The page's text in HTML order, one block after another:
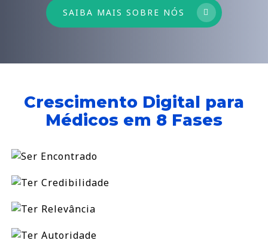
SAIBA MAIS SOBRE NÓS
Crescimento Digital para
Médicos em 8 Fases